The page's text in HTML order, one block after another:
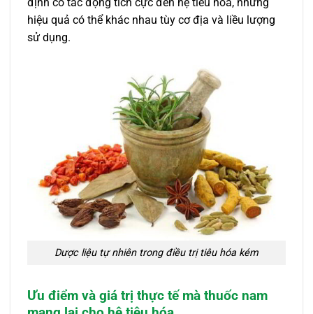
định có tác động tích cực đến hệ tiêu hóa, nhưng
hiệu quả có thể khác nhau tùy cơ địa và liều lượng
sử dụng.
Dược liệu tự nhiên trong điều trị tiêu hóa kém
Ưu điểm và giá trị thực tế mà thuốc nam